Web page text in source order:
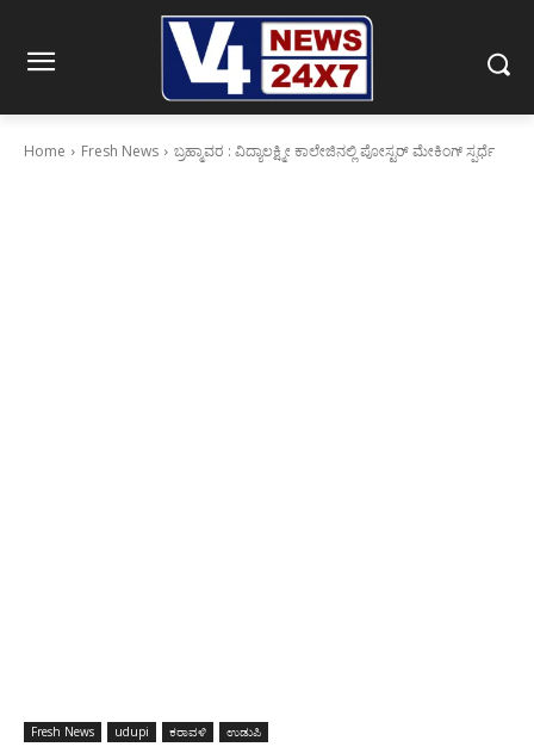
Home Fresh News ಬ್ರಹ್ಮಾವರ : ವಿದ್ಯಾಲಕ್ಷ್ಮೀ ಕಾಲೇಜಿನಲ್ಲಿ ಪೋಸ್ಟರ್ ಮೇಕಿಂಗ್ ಸ್ಪರ್ಧೆ
Fresh News udupi ಕರಾವಳಿ ಉಡುಪಿ